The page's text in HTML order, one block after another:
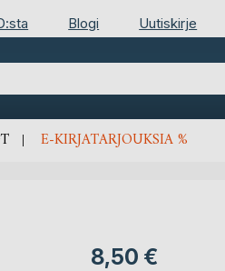
Blogi Uutiskirje
E-KIRJATARJOUKSIA %
8,50 €